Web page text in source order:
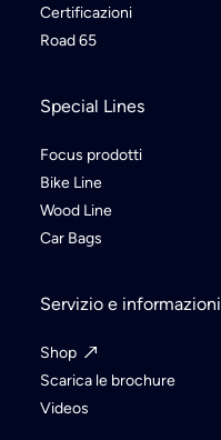
Certificazioni
Road 65
Special Lines
Focus prodotti
Bike Line
Wood Line
Car Bags
Servizio e informazioni
Shop
Scarica le brochure
Videos